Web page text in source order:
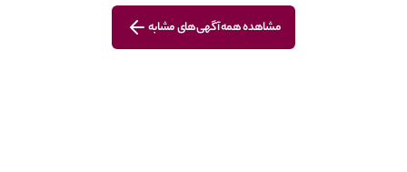
مشاهده همه آگهی‌های مشابه